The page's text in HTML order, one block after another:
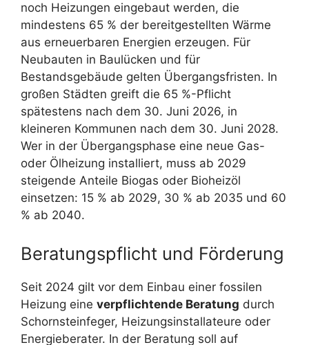
noch Heizungen eingebaut werden, die
mindestens 65 % der bereitgestellten Wärme
aus erneuerbaren Energien erzeugen. Für
Neubauten in Baulücken und für
Bestandsgebäude gelten Übergangsfristen. In
großen Städten greift die 65 %-Pflicht
spätestens nach dem 30. Juni 2026, in
kleineren Kommunen nach dem 30. Juni 2028.
Wer in der Übergangsphase eine neue Gas-
oder Ölheizung installiert, muss ab 2029
steigende Anteile Biogas oder Bioheizöl
einsetzen: 15 % ab 2029, 30 % ab 2035 und 60
% ab 2040.
Beratungspflicht und Förderung
Seit 2024 gilt vor dem Einbau einer fossilen
Heizung eine verpflichtende Beratung durch
Schornsteinfeger, Heizungsinstallateure oder
Energieberater. In der Beratung soll auf